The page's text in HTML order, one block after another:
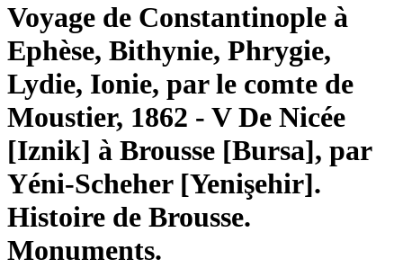
Voyage de Constantinople à
Ephèse, Bithynie, Phrygie,
Lydie, Ionie, par le comte de
Moustier, 1862 - V De Nicée
[Iznik] à Brousse [Bursa], par
Yéni-Scheher [Yenişehir].
Histoire de Brousse.
Monuments.